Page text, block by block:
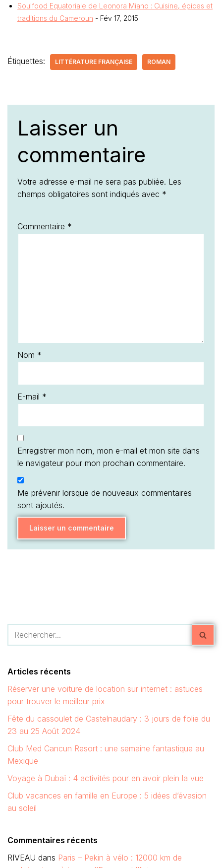
Soulfood Equatoriale de Leonora Miano : Cuisine, épices et
traditions du Cameroun - Fév 17, 2015
Étiquettes: LITTÉRATURE FRANÇAISE ROMAN
Laisser un
commentaire
Votre adresse e-mail ne sera pas publiée. Les
champs obligatoires sont indiqués avec *
Commentaire *
Nom *
E-mail *
Enregistrer mon nom, mon e-mail et mon site dans
le navigateur pour mon prochain commentaire.
Me prévenir lorsque de nouveaux commentaires
sont ajoutés.
Articles récents
Réserver une voiture de location sur internet : astuces
pour trouver le meilleur prix
Fête du cassoulet de Castelnaudary : 3 jours de folie du
23 au 25 Août 2024
Club Med Cancun Resort : une semaine fantastique au
Mexique
Voyage à Dubaï : 4 activités pour en avoir plein la vue
Club vacances en famille en Europe : 5 idées d’évasion
au soleil
Commentaires récents
RIVEAU dans Paris – Pekin à vélo : 12000 km de